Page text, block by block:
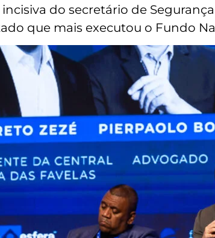
do secretário de
que mais executou o Fundo